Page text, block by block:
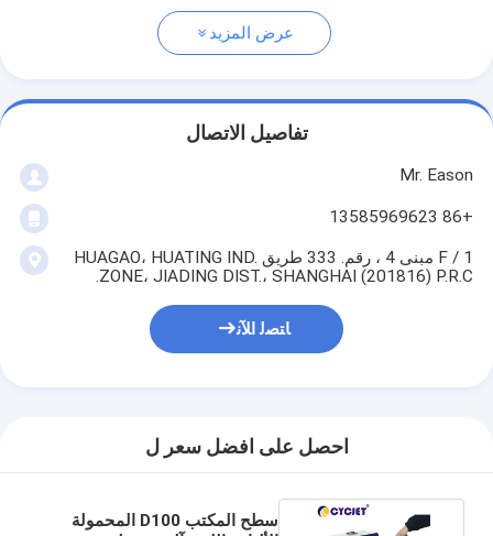
عرض المزيد
تفاصيل الاتصال
Mr. Eason
+86 13585969623
1 / F مبنى 4 ، رقم. 333 طريق HUAGAO، HUATING IND.
ZONE، JIADING DIST.، SHANGHAI (201816) P.R.C.
ﺎﺘﺼﻟ ﺍﻶﻧ
احصل على افضل سعر ل
سطح المكتب D100 المحمولة